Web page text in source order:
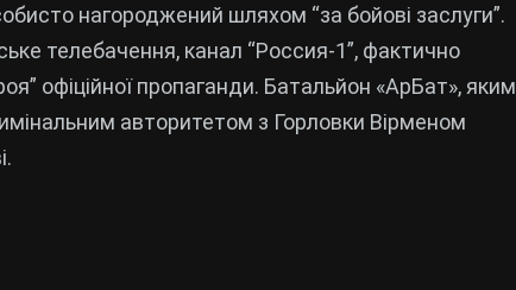
нагороджений шляхом “за бойові заслуги”.
телебачення, канал “Россия-1”, фактично
офіційної пропаганди. Батальйон «АрБат», яким
авторитетом з Горловки Вірменом